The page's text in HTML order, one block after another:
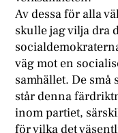
Av dessa för alla
skulle jag vilja dra
väg mot en
samhället. De små
står denna
inom partiet,
för vilka det